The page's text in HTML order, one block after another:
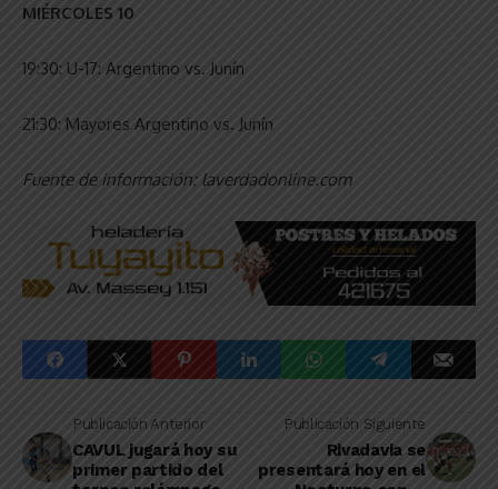
MIÉRCOLES 10
19:30: U-17: Argentino vs. Junín
21:30: Mayores Argentino vs. Junín
Fuente de información: laverdadonline.com
Publicación Anterior
CAVUL jugará hoy su
primer partido del
Publicación Siguiente
Rivadavia se
presentará hoy en el